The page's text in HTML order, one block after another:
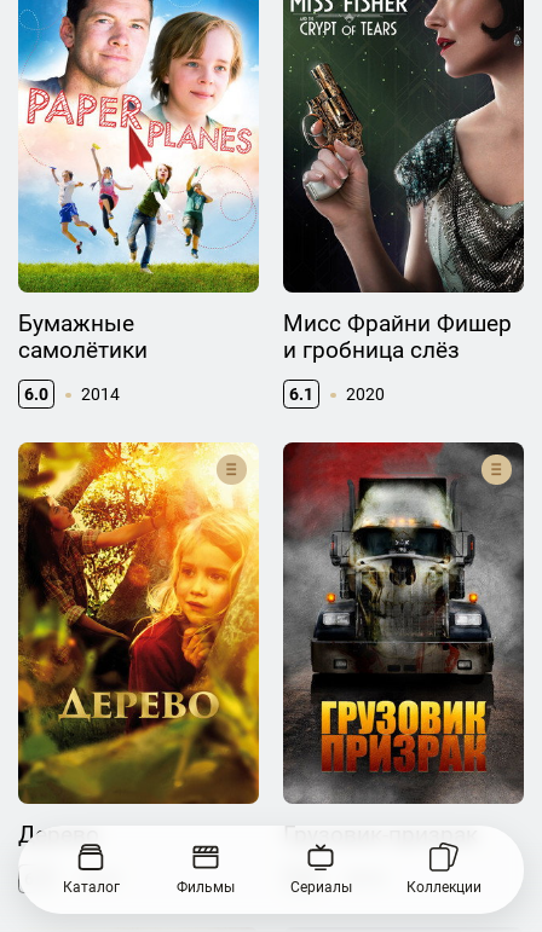
Бумажные
самолётики
6.0 2014
Мисс Фрайни Фишер
и гробница слёз
6.1 2020
Дерево
4.0
Каталог Фильмы Сериалы Коллекции